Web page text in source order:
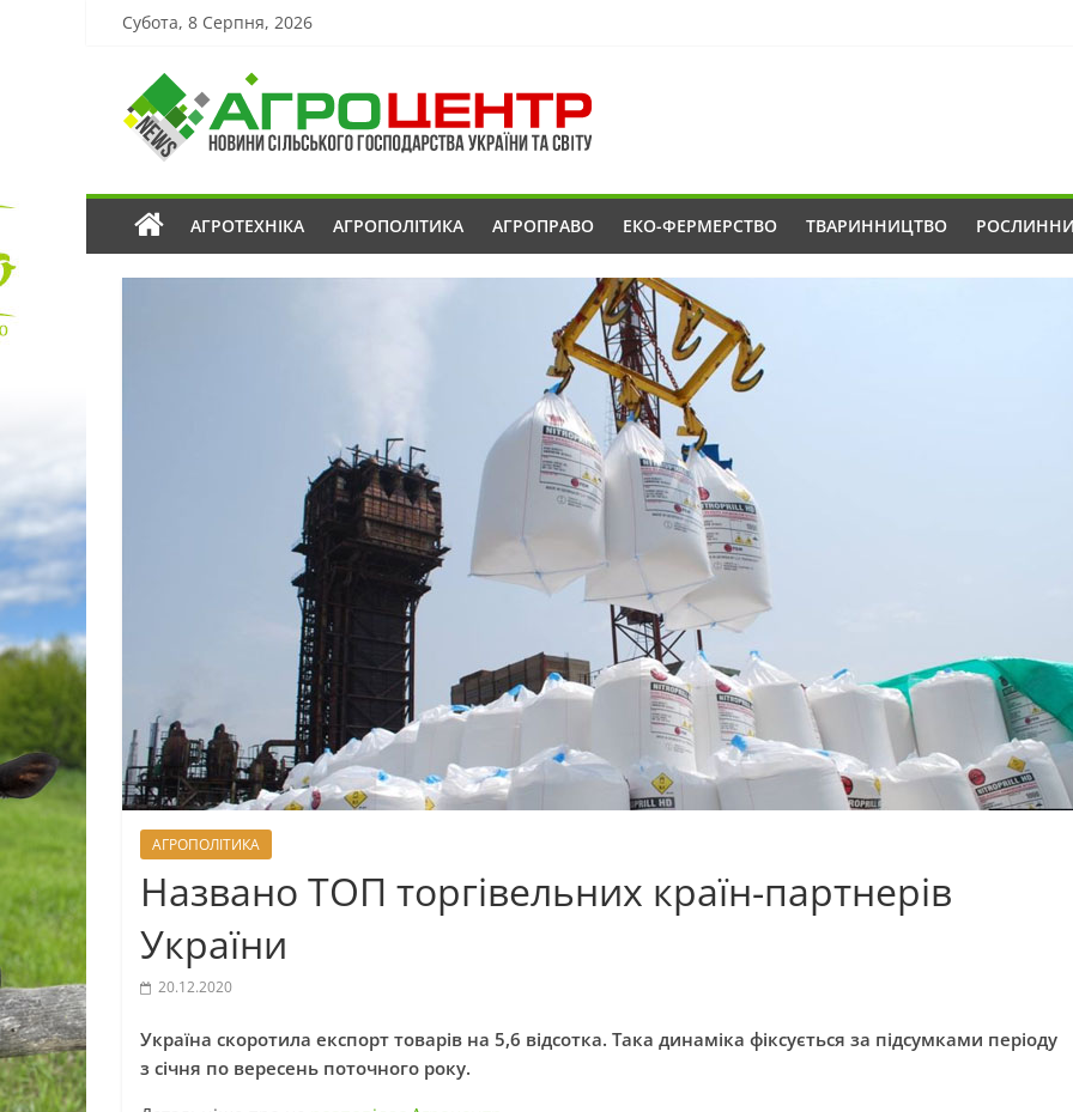
Субота, 8 Серпня, 2026
АГРОТЕХНІКА АГРОПОЛІТИКА АГРОПРАВО ЕКО-ФЕРМЕРСТВО ТВАРИННИЦТВО
АГРОПОЛІТИКА
Названо ТОП торгівельних країн-партнерів
України
20.12.2020
Україна скоротила експорт товарів на 5,6 відсотка. Така динаміка фіксується за підсумками періоду
з січня по вересень поточного року.